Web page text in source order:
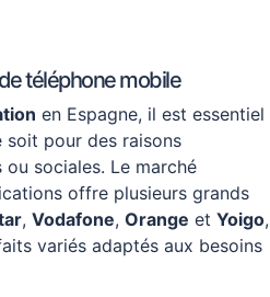
téléphone mobile
en Espagne, il est essentiel
soit pour des raisons
sociales. Le marché
offre plusieurs grands
, Vodafone, Orange et Yoigo,
variés adaptés aux besoins